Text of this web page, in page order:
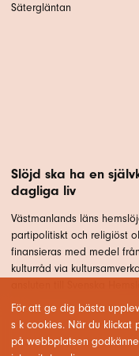
Sätergläntan
Slöjd ska ha en
dagliga liv
Västmanlands läns
partipolitiskt och religiöst
finansieras med medel
kulturråd via
För att ge dig bästa
s k cookies. När du klickat
på webbplatsen